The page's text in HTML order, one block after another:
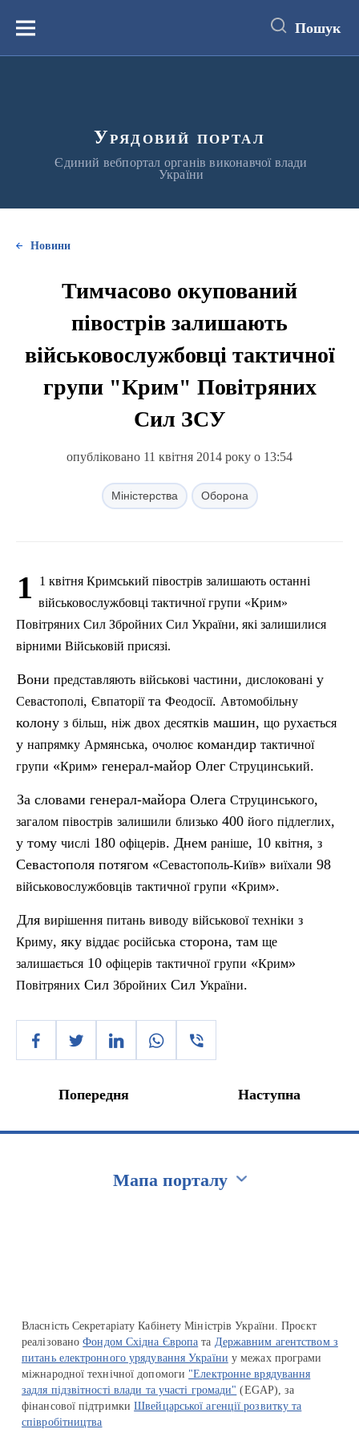
вмістуМеню Пошук
Урядовий портал
Єдиний вебпортал органів виконавчої влади
України
Новини
Тимчасово окупований
півострів залишають
військовослужбовці тактичної
групи "Крим" Повітряних
Сил ЗСУ
опубліковано 11 квітня 2014 року о 13:54
Міністерства Оборона
1 1 квітня Кримський півострів залишають останні
військовослужбовці тактичної групи «Крим»
Повітряних Сил Збройних Сил України, які залишилися
вірними Військовій присязі.
Вони представляють військові частини, дислоковані у
Севастополі, Євпаторіїта Феодосії. Автомобільну
колону з більш, ніж двох десятків машин, що рухається
у напрямку Армянська, очолює командир тактичної
групи «Крим» генерал-майор Олег Струцинський.
За словами генерал-майора Олега Струцинського,
загалом півострів залишили близько 400 його підлеглих,
у тому числі 180 офіцерів. Днем раніше, 10 квітня, з
Севастополя потягом «Севастополь-Київ» виїхали 98
військовослужбовців тактичної групи «Крим».
Для вирішення питань виводу військової техніки з
Криму, яку віддає російська сторона, там ще
залишається 10 офіцерів тактичної групи «Крим»
Повітряних Сил Збройних Сил України.
Попередня Наступна
Мапа порталу
Власність Секретаріату Кабінету Міністрів України. Проєкт
реалізованоФондом Східна Європа та Державним агентством з
питань електронного урядування України у межах програми
міжнародної технічної допомоги "Електронне врядування
задля підзвітності влади та участі громади" (EGAP), за
фінансової підтримкиШвейцарської агенції розвитку та
співробітництва